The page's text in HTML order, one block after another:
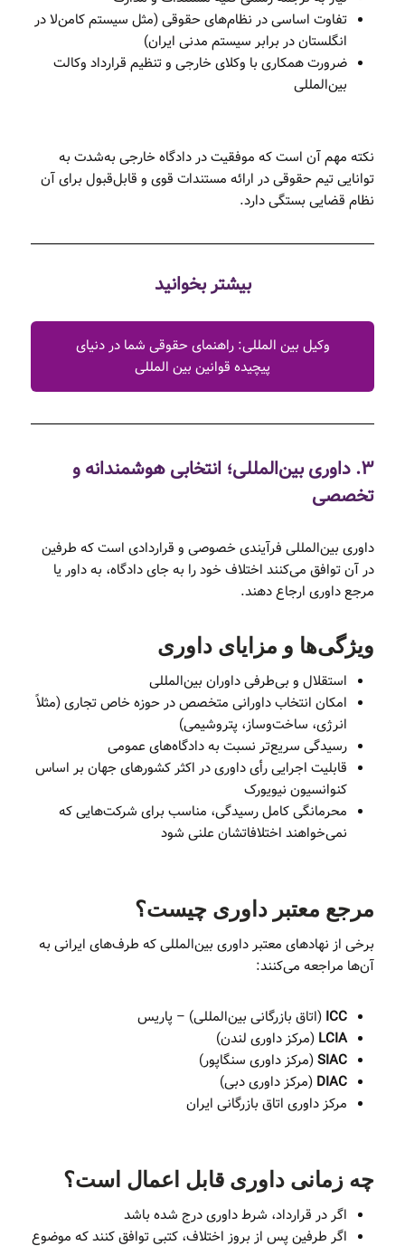
تفاوت اساسی در نظام‌های حقوقی (مثل سیستم کامن‌لا در
انگلستان در برابر سیستم مدنی ایران)
ضرورت همکاری با وکلای خارجی و تنظیم قرارداد وکالت
بین‌المللی
نکته مهم آن است که موفقیت در دادگاه خارجی به‌شدت به
توانایی تیم حقوقی در ارائه مستندات قوی و قابل‌قبول برای آن
نظام قضایی بستگی دارد.
بیشتر بخوانید
وکیل بین المللی: راهنمای حقوقی شما در دنیای
پیچیده قوانین بین المللی
۳. داوری بین‌المللی؛ انتخابی هوشمندانه و
تخصصی
داوری بین‌المللی فرآیندی خصوصی و قراردادی است که طرفین
در آن توافق می‌کنند اختلاف خود را به جای دادگاه، به داور یا
مرجع داوری ارجاع دهند.
ویژگی‌ها و مزایای داوری
استقلال و بی‌طرفی داوران بین‌المللی
امکان انتخاب داورانی متخصص در حوزه خاص تجاری (مثلاً
انرژی، ساخت‌وساز، پتروشیمی)
رسیدگی سریع‌تر نسبت به دادگاه‌های عمومی
قابلیت اجرایی رأی داوری در اکثر کشورهای جهان بر اساس
کنوانسیون نیویورک
محرمانگی کامل رسیدگی، مناسب برای شرکت‌هایی که
نمی‌خواهند اختلافاتشان علنی شود
مرجع معتبر داوری چیست؟
برخی از نهادهای معتبر داوری بین‌المللی که طرف‌های ایرانی به
آن‌ها مراجعه می‌کنند:
ICC (اتاق بازرگانی بین‌المللی) – پاریس
LCIA (مرکز داوری لندن)
SIAC(مرکز داوری سنگاپور)
DIAC (مرکز داوری دبی)
مرکز داوری اتاق بازرگانی ایران
چه زمانی داوری قابل اعمال است؟
اگر در قرارداد، شرط داوری درج شده باشد
اگر طرفین پس از بروز اختلاف، کتبی توافق کنند که موضوع